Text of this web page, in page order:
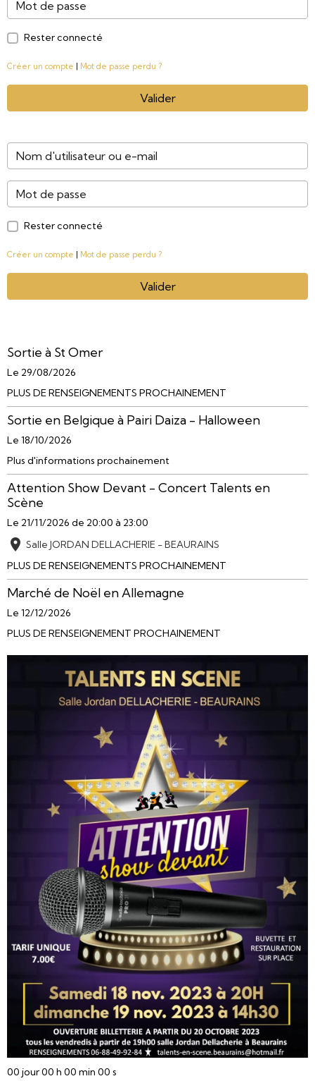
Rester connecté
Créer un compte Mot de passe perdu ?
Valider
Rester connecté
Créer un compte Mot de passe perdu ?
Valider
Sortie à St Omer
Le 29/08/2026
PLUS DE RENSEIGNEMENTS PROCHAINEMENT
Sortie en Belgique à Pairi Daiza - Halloween
Le 18/10/2026
Plus d'informations prochainement
Attention Show Devant - Concert Talents en
Scène
Le 21/11/2026 de 20:00 à 23:00
Salle JORDAN DELLACHERIE - BEAURAINS
PLUS DE RENSEIGNEMENTS PROCHAINEMENT
Marché de Noël en Allemagne
Le 12/12/2026
PLUS DE RENSEIGNEMENT PROCHAINEMENT
00 jour00 h 00 min 00 s